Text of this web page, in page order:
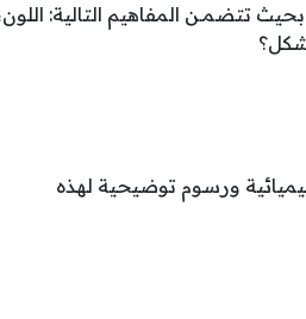
تتضمـن المفاهيم التالية:
ورسوم توضيحية لهذه